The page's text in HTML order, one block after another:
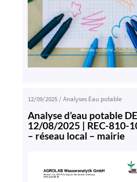
12/09/2025/Analyses Eau potable
Analyse d’eau potable
12/08/2025 | REC-810-
– réseau local – mairie